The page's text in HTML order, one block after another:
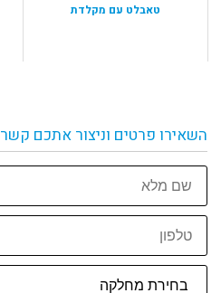
טאבלט עם מקלדת
השאירו פרטים וניצור אתכם קשר
שם
מלא
טלפון